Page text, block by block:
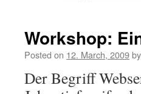
Workshop:
Posted on 12. March, 2009by
Der Begriff